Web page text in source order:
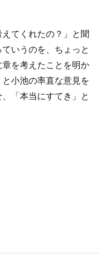
てくれたの？」と聞
いうのを、ちょっと
を考えたことを明か
小池の率直な意見を
「本当にすてき」と